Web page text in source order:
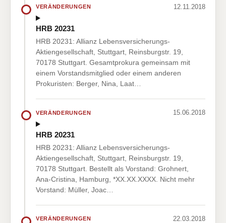
VERÄNDERUNGEN 12.11.2018
HRB 20231
HRB 20231: Allianz Lebensversicherungs-
Aktiengesellschaft, Stuttgart, Reinsburgstr. 19,
70178 Stuttgart. Gesamtprokura gemeinsam mit
einem Vorstandsmitglied oder einem anderen
Prokuristen: Berger, Nina, Laat…
VERÄNDERUNGEN 15.06.2018
HRB 20231
HRB 20231: Allianz Lebensversicherungs-
Aktiengesellschaft, Stuttgart, Reinsburgstr. 19,
70178 Stuttgart. Bestellt als Vorstand: Grohnert,
Ana-Cristina, Hamburg, *XX.XX.XXXX. Nicht mehr
Vorstand: Müller, Joac…
VERÄNDERUNGEN 22.03.2018